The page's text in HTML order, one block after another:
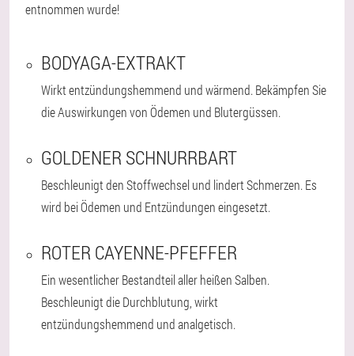
entnommen wurde!
BODYAGA-EXTRAKT
Wirkt entzündungshemmend und wärmend. Bekämpfen Sie
die Auswirkungen von Ödemen und Blutergüssen.
GOLDENER SCHNURRBART
Beschleunigt den Stoffwechsel und lindert Schmerzen. Es
wird bei Ödemen und Entzündungen eingesetzt.
ROTER CAYENNE-PFEFFER
Ein wesentlicher Bestandteil aller heißen Salben.
Beschleunigt die Durchblutung, wirkt
entzündungshemmend und analgetisch.